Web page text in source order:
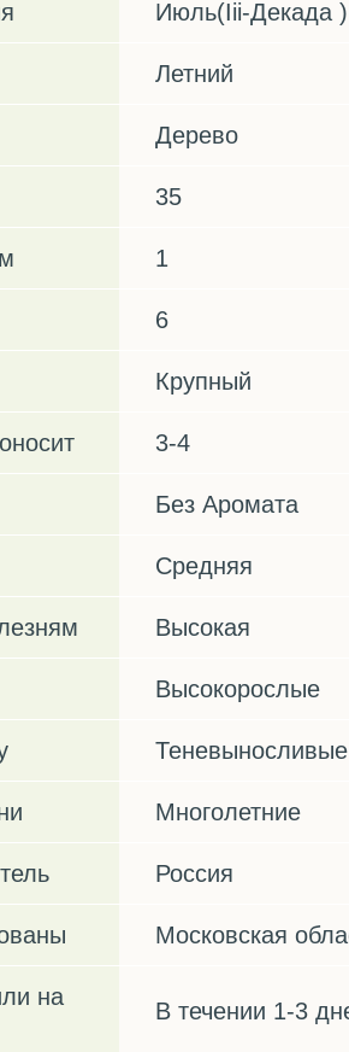
Июль(Iii-Декада )
Летний
Дерево
35
1
6
Крупный
3-4
Без Аромата
Средняя
Высокая
Высокорослые
Теневыносливые
Многолетние
Россия
Московская
на
В течении 1-3